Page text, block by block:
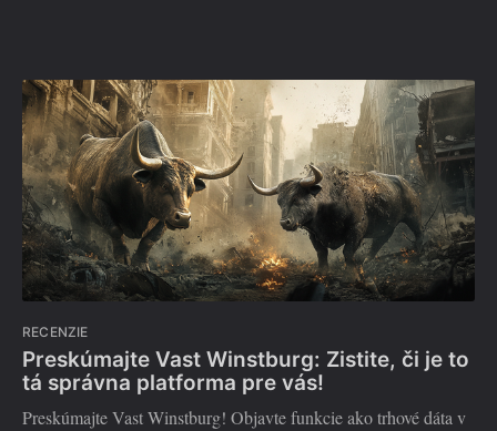
RECENZIE
Preskúmajte Vast Winstburg: Zistite, či je to
tá správna platforma pre vás!
Preskúmajte Vast Winstburg! Objavte funkcie ako trhové dáta v